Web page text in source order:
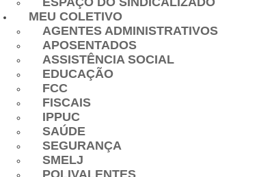
MEU COLETIVO
AGENTES ADMINISTRATIVOS
APOSENTADOS
ASSISTÊNCIA SOCIAL
EDUCAÇÃO
FCC
FISCAIS
IPPUC
SAÚDE
SEGURANÇA
SMELJ
POLIVALENTES